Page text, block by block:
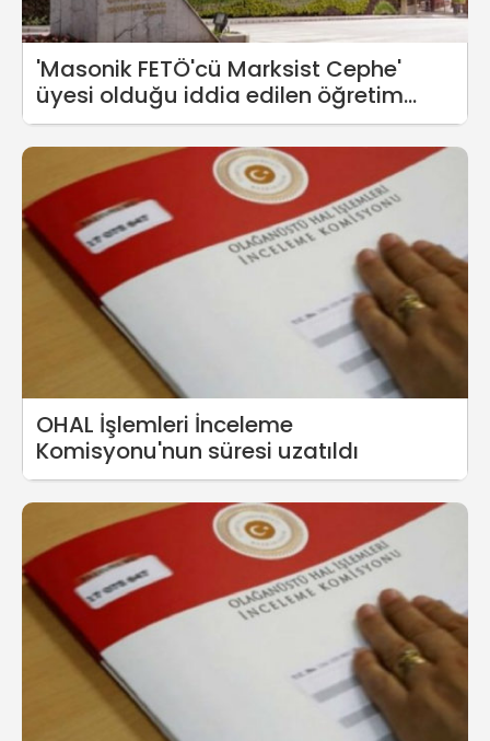
'Masonik FETÖ'cü Marksist Cephe'
üyesi olduğu iddia edilen öğretim
üyesi görevine geri döndü
OHAL İşlemleri İnceleme
Komisyonu'nun süresi uzatıldı